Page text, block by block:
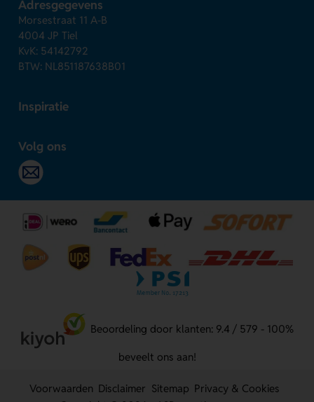
Adresgegevens
Morsestraat 11 A-B
4004 JP Tiel
KvK: 54142792
BTW: NL851187638B01
Inspiratie
Volg ons
Beoordeling door klanten: 9.4 / 579 - 100%
beveelt ons aan!
Voorwaarden Disclaimer Sitemap Privacy & Cookies